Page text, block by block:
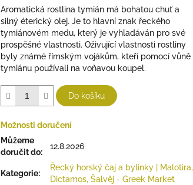
5
hvězdiček.
Aromatická rostlina tymián má bohatou chuť a
silný éterický olej. Je to hlavní znak řeckého
tymiánovém medu, který je vyhladáván pro své
prospěšné vlastnosti. Oživující vlastnosti rostliny
byly známé římským vojákům, kteří pomocí vůně
tymiánu používali na voňavou koupel.
Do košíku
Možnosti doručení
Můžeme
doručit do:
12.8.2026
Kategorie:
Řecký horský čaj a bylinky | Malotira,
Dictamos, Šalvěj - Greek Market